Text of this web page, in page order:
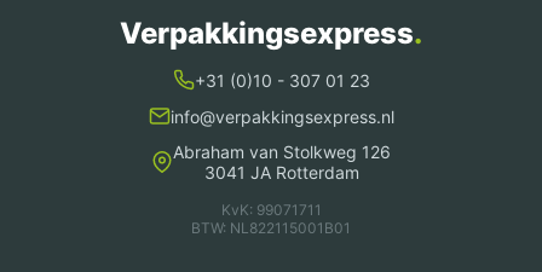
Verpakkingsexpress.
+31 (0)10 - 307 01 23
info@verpakkingsexpress.nl
Abraham van Stolkweg 126
3041 JA Rotterdam
KvK: 99071711
BTW: NL822115001B01